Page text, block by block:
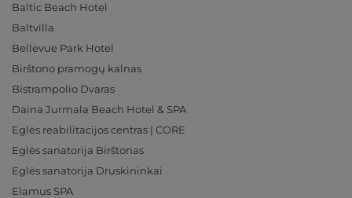
Baltic Beach Hotel
Baltvilla
Bellevue Park Hotel
Birštono pramogų kalnas
Bistrampolio Dvaras
Daina Jurmala Beach Hotel & SPA
Eglės reabilitacijos centras | CORE
Eglės sanatorija Birštonas
Eglės sanatorija Druskininkai
Elamus SPA